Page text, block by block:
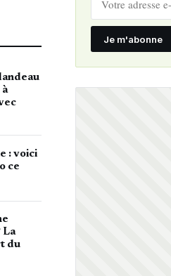
: voici
ce
La
du
Je m'abonne